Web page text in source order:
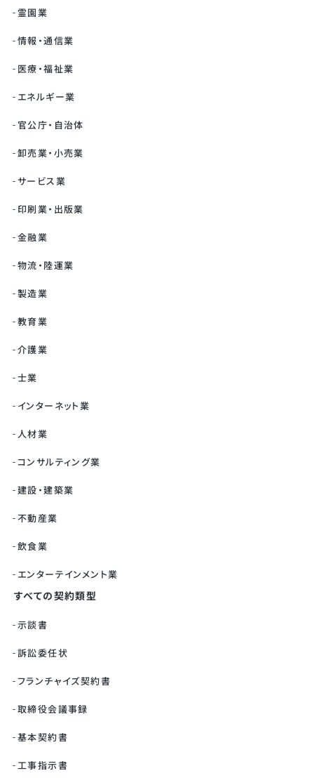
霊園業
情報・通信業
医療・福祉業
エネルギー業
官公庁・自治体
卸売業・小売業
サービス業
印刷業・出版業
金融業
物流・陸運業
製造業
教育業
介護業
士業
インターネット業
人材業
コンサルティング業
建設・建築業
不動産業
飲食業
エンターテインメント業
すべての契約類型
示談書
訴訟委任状
フランチャイズ契約書
取締役会議事録
基本契約書
工事指示書